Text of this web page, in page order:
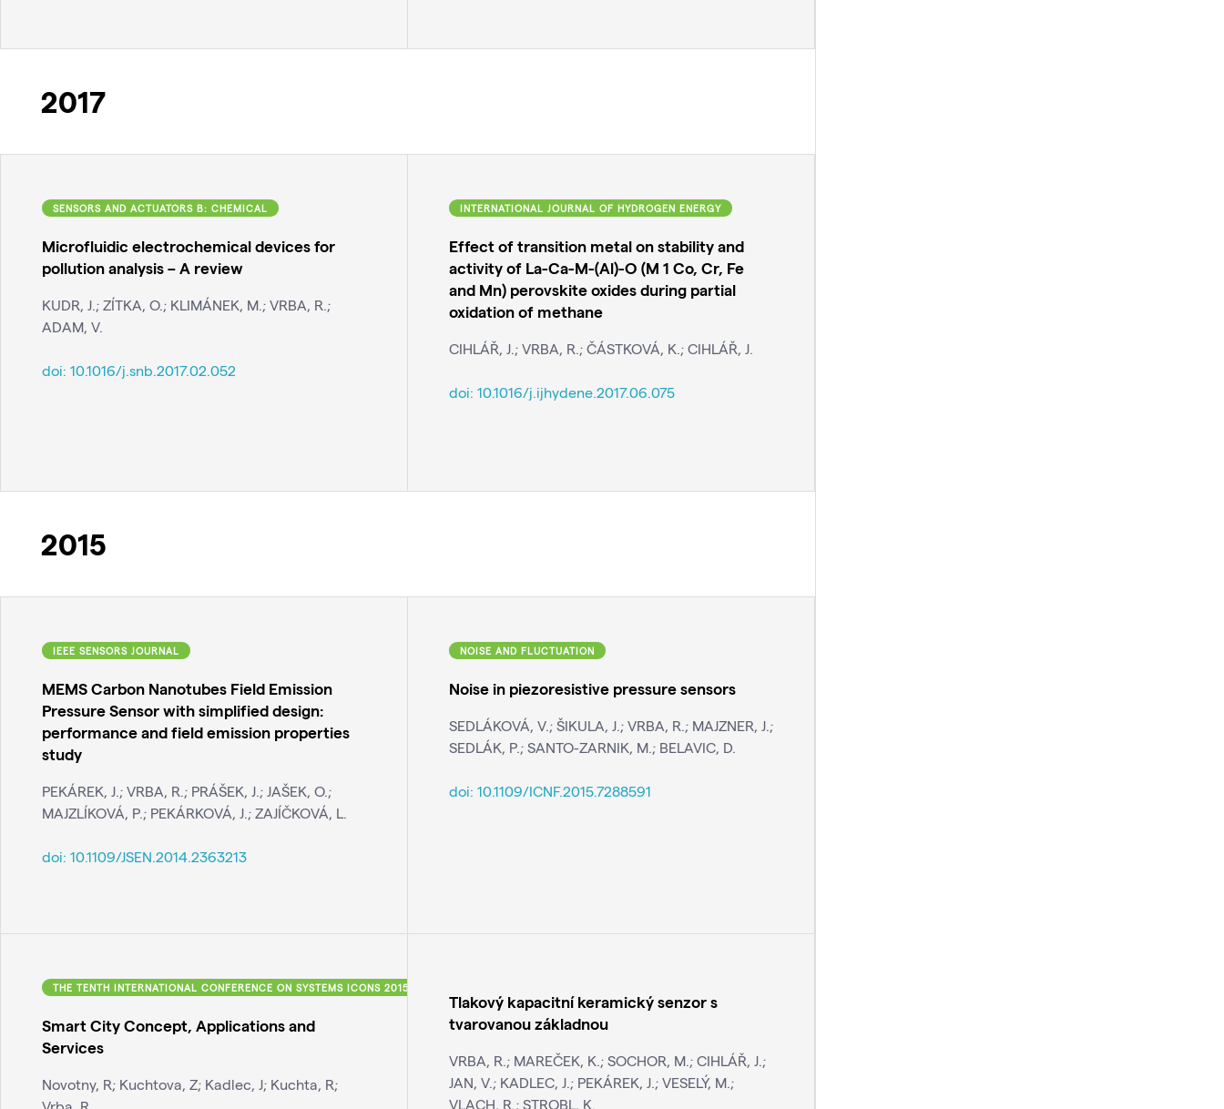
2017
SENSORS AND ACTUATORS B: CHEMICAL
Microfluidic electrochemical devices for
pollution analysis – A review
KUDR, J.; ZÍTKA, O.; KLIMÁNEK, M.; VRBA, R.;
ADAM, V.
doi: 10.1016/j.snb.2017.02.052
INTERNATIONAL JOURNAL OF HYDROGEN ENERGY
Effect of transition metal on stability and
activity of La-Ca-M-(Al)-O (M 1 Co, Cr, Fe
and Mn) perovskite oxides during partial
oxidation of methane
CIHLÁŘ, J.; VRBA, R.; ČÁSTKOVÁ, K.; CIHLÁŘ, J.
doi: 10.1016/j.ijhydene.2017.06.075
2015
IEEE SENSORS JOURNAL
MEMS Carbon Nanotubes Field Emission
Pressure Sensor with simplified design:
performance and field emission properties
study
PEKÁREK, J.; VRBA, R.; PRÁŠEK, J.; JAŠEK, O.;
MAJZLÍKOVÁ, P.; PEKÁRKOVÁ, J.; ZAJÍČKOVÁ, L.
doi: 10.1109/JSEN.2014.2363213
NOISE AND FLUCTUATION
Noise in piezoresistive pressure sensors
SEDLÁKOVÁ, V.; ŠIKULA, J.; VRBA, R.; MAJZNER, J.;
SEDLÁK, P.; SANTO-ZARNIK, M.; BELAVIC, D.
doi: 10.1109/ICNF.2015.7288591
THE TENTH INTERNATIONAL CONFERENCE ON SYSTEMS ICONS 2015
Smart City Concept, Applications and
Services
Novotny, R; Kuchtova, Z; Kadlec, J; Kuchta, R;
Tlakový kapacitní keramický senzor s
tvarovanou základnou
VRBA, R.; MAREČEK, K.; SOCHOR, M.; CIHLÁŘ, J.;
JAN, V.; KADLEC, J.; PEKÁREK, J.; VESELÝ, M.;
VLACH, R.; STROBL, K.